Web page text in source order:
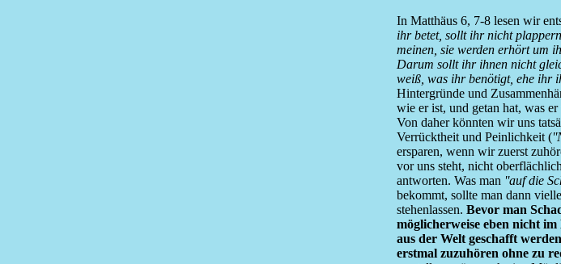
In Matthäus 6, 7-8 lesen wir
ihr betet, sollt ihr nicht
meinen, sie werden erhört um
Darum sollt ihr ihnen nicht
weiß, was ihr benötigt, ehe ihr
Hintergründe und
wie er ist, und getan hat, was
Von daher könnten wir uns
Verrücktheit und Peinlichkeit (
ersparen, wenn wir zuerst
vor uns steht, nicht
antworten. Was man ''auf die
bekommt, sollte man dann
stehenlassen. Bevor man
möglicherweise eben nicht
aus der Welt geschafft
erstmal zuzuhören ohne zu